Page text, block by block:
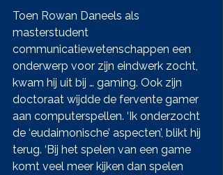
Toen Rowan Daneels als
masterstudent
communicatiewetenschappen een
onderwerp voor zijn eindwerk zocht,
kwam hij uit bij … gaming. Ook zijn
doctoraat wijdde de fervente gamer
aan computerspellen. ‘Ik onderzocht
de ‘eudaimonische’ aspecten’, blikt hij
terug. ‘Bij het spelen van een game
komt veel meer kijken dan spelen